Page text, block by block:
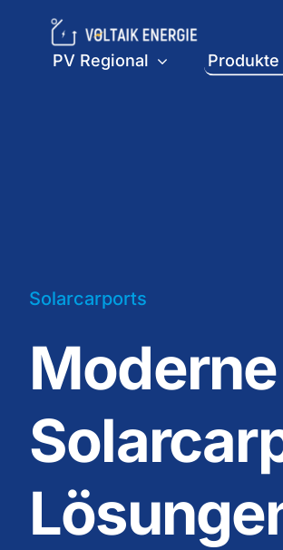
contentPV Regional Produkte
Solarcarports
Moderne